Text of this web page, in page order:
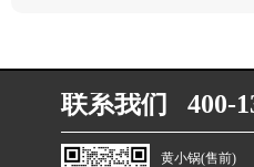
联系我们 400-
黄小锅(售前)